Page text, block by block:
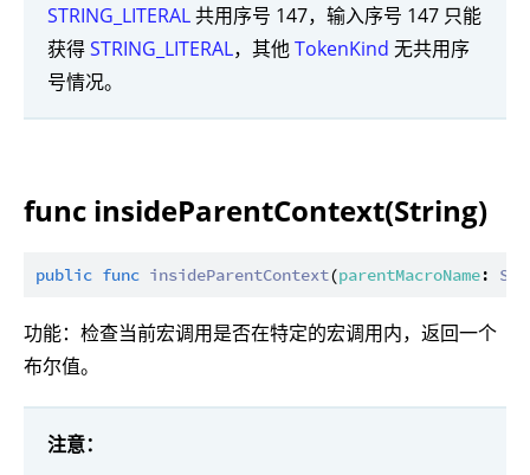
STRING_LITERAL共用序号 147，输入序号 147 只能
获得STRING_LITERAL，其他TokenKind 无共用序
号情况。
func insideParentContext(String)
public func insideParentContext(parentMacroName:
功能：检查当前宏调用是否在特定的宏调用内，返回一个
布尔值。
注意：